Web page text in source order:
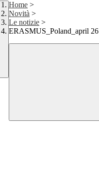
Home >
Novità >
Le notizie >
ERASMUS_Poland_april 26